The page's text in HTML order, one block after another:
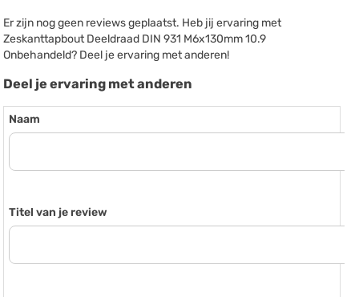
Er zijn nog geen reviews geplaatst. Heb jij ervaring met
Zeskanttapbout Deeldraad DIN 931 M6x130mm 10.9
Onbehandeld? Deel je ervaring met anderen!
Deel je ervaring met anderen
Naam
Titel van je review